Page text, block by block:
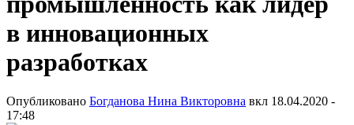
в инновационных
разработках
Опубликовано Богданова Нина Викторовна вкл 18.04.2020 -
17:48